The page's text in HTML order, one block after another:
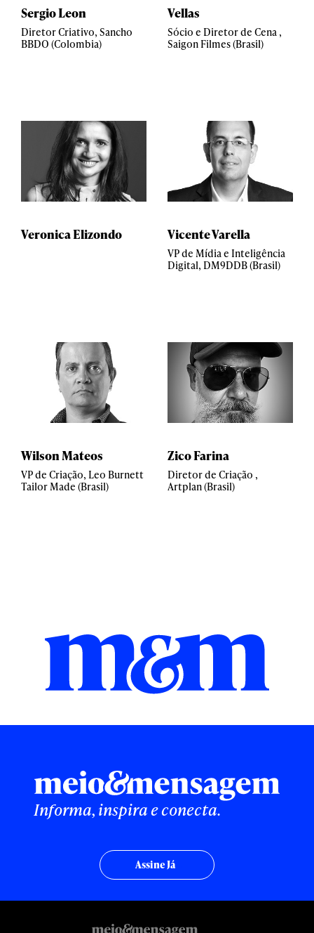
Sergio Leon
Diretor Criativo, Sancho
BBDO (Colombia)
Vellas
Sócio e Diretor de Cena ,
Saigon Filmes (Brasil)
Veronica Elizondo Vicente Varella
VP de Mídia e Inteligência
Digital, DM9DDB (Brasil)
Wilson Mateos
VP de Criação, Leo Burnett
Tailor Made (Brasil)
Zico Farina
Diretor de Criação ,
Artplan (Brasil)
Informa, inspira e conecta.
Assine Já